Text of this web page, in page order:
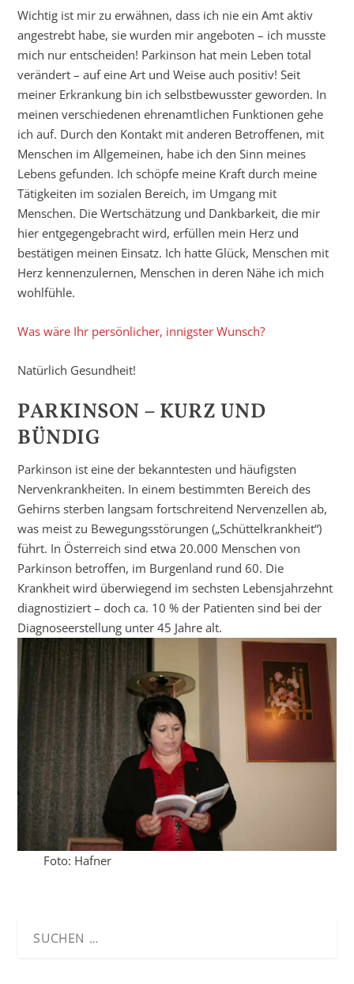
Wichtig ist mir zu erwähnen, dass ich nie ein Amt aktiv
angestrebt habe, sie wurden mir angeboten – ich musste
mich nur entscheiden! Parkinson hat mein Leben total
verändert – auf eine Art und Weise auch positiv! Seit
meiner Erkrankung bin ich selbstbewusster geworden. In
meinen verschiedenen ehrenamtlichen Funktionen gehe
ich auf. Durch den Kontakt mit anderen Betroffenen, mit
Menschen im Allgemeinen, habe ich den Sinn meines
Lebens gefunden. Ich schöpfe meine Kraft durch meine
Tätigkeiten im sozialen Bereich, im Umgang mit
Menschen. Die Wertschätzung und Dankbarkeit, die mir
hier entgegengebracht wird, erfüllen mein Herz und
bestätigen meinen Einsatz. Ich hatte Glück, Menschen mit
Herz kennenzulernen, Menschen in deren Nähe ich mich
wohlfühle.
Was wäre Ihr persönlicher, innigster Wunsch?
Natürlich Gesundheit!
PARKINSON – KURZ UND
BÜNDIG
Parkinson ist eine der bekanntesten und häufigsten
Nervenkrankheiten. In einem bestimmten Bereich des
Gehirns sterben langsam fortschreitend Nervenzellen ab,
was meist zu Bewegungsstörungen („Schüttelkrankheit“)
führt. In Österreich sind etwa 20.000 Menschen von
Parkinson betroffen, im Burgenland rund 60. Die
Krankheit wird überwiegend im sechsten Lebensjahrzehnt
diagnostiziert – doch ca. 10 % der Patienten sind bei der
Diagnoseerstellung unter 45 Jahre alt.
Foto: Hafner